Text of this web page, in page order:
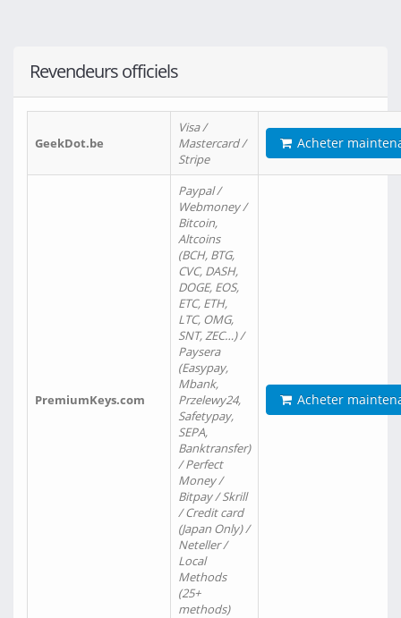
Revendeurs officiels
GeekDot.be
Visa /
Mastercard /
Stripe
Acheter
PremiumKeys.com
Paypal /
Webmoney /
Bitcoin,
Altcoins
(BCH, BTG,
CVC, DASH,
DOGE, EOS,
ETC, ETH,
LTC, OMG,
SNT, ZEC…) /
Paysera
(Easypay,
Mbank,
Przelewy24,
Safetypay,
SEPA,
Banktransfer)
/ Perfect
Money /
Bitpay / Skrill
/ Credit card
(Japan Only) /
Neteller /
Local
Methods
(25+
methods)
Acheter